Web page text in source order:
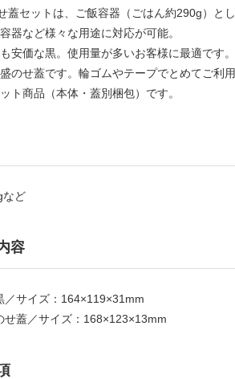
蓋セットは、ご飯容器（ごはん約290g）と
器など様々な用途に対応が可能。
安価な黒。使用量が多いお客様に最適です。
のせ蓋です。輪ゴムやテープでとめてご利用
ト商品（本体・蓋別梱包）です。
など
容
／サイズ：164×119×31mm
せ蓋／サイズ：168×123×13mm